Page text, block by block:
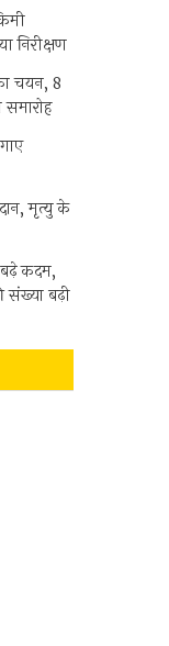
निरीक्षण
चयन, 8
मृत्यु के
बढ़े कदम,
संख्या बढ़ी